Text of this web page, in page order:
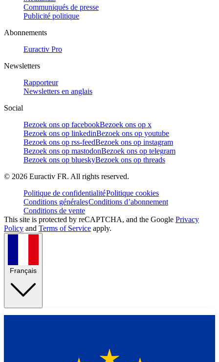
Communiqués de presse
Publicité politique
Abonnements
Euractiv Pro
Newsletters
Rapporteur
Newsletters en anglais
Social
Bezoek ons op facebookBezoek ons op x
Bezoek ons op linkedinBezoek ons op youtube
Bezoek ons op rss-feedBezoek ons op instagram
Bezoek ons op mastodonBezoek ons op telegram
Bezoek ons op blueskyBezoek ons op threads
© 2026 Euractiv FR. All rights reserved.
Politique de confidentialitéPolitique cookies
Conditions généralesConditions d’abonnement
Conditions de vente
This site is protected by reCAPTCHA, and the Google Privacy
Policy and Terms of Service apply.
Français